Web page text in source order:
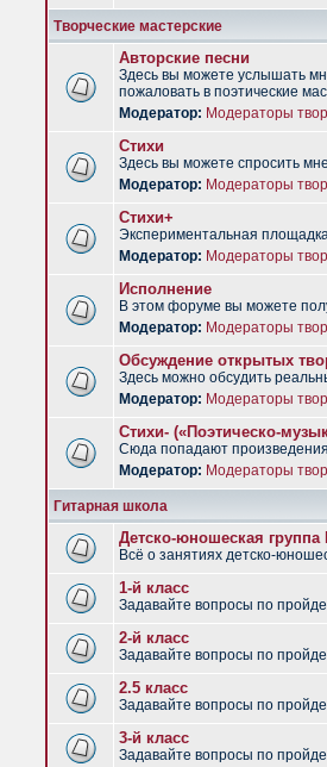
Творческие мастерские
Авторские песни
Здесь вы можете услышать
пожаловать в поэтические
Модератор: Модераторы
Стихи
Здесь вы можете спросить
Модератор: Модераторы
Стихи+
Экспериментальная
Модератор: Модераторы
Исполнение
В этом форуме вы можете
Модератор: Модераторы
Обсуждение открытых
Здесь можно обсудить
Модератор: Модераторы
Стихи- («Поэтическо-
Сюда попадают
Модератор: Модераторы
Гитарная школа
Детско-юношеская группа
Всё о занятиях детско-
1-й класс
Задавайте вопросы по
2-й класс
Задавайте вопросы по
2.5 класс
Задавайте вопросы по
3-й класс
Задавайте вопросы по